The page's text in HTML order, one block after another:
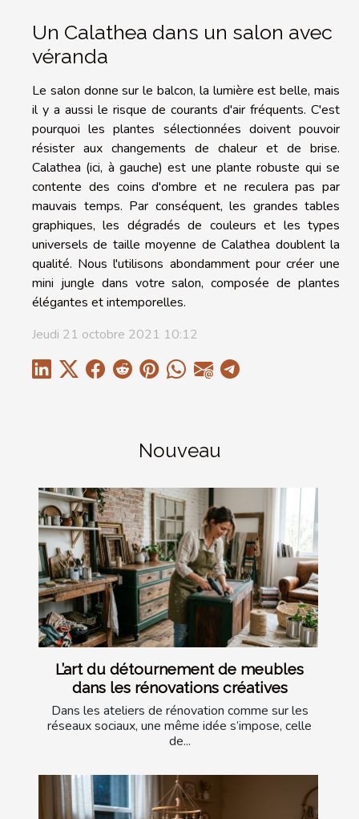
Nouveau
L’art du détournement de meubles
dans les rénovations créatives
Dans les ateliers de rénovation comme sur les
réseaux sociaux, une même idée s’impose, celle
de...
Un Calathea dans un salon avec
véranda
Le salon donne sur le balcon, la lumière est belle, mais
il y a aussi le risque de courants d'air fréquents. C'est
pourquoi les plantes sélectionnées doivent pouvoir
résister aux changements de chaleur et de brise.
Calathea (ici, à gauche) est une plante robuste qui se
contente des coins d'ombre et ne reculera pas par
mauvais temps. Par conséquent, les grandes tables
graphiques, les dégradés de couleurs et les types
universels de taille moyenne de Calathea doublent la
qualité. Nous l'utilisons abondamment pour créer une
mini jungle dans votre salon, composée de plantes
élégantes et intemporelles.
Jeudi 21 octobre 2021 10:12